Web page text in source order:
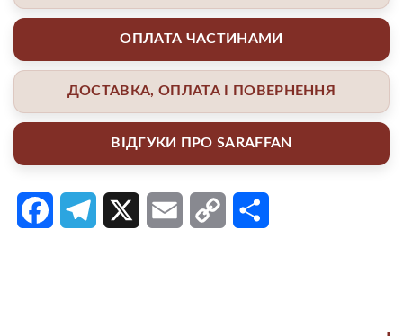
ОПЛАТА ЧАСТИНАМИ
ДОСТАВКА, ОПЛАТА І ПОВЕРНЕННЯ
ВІДГУКИ ПРО SARAFFAN
FacebookTelegram Email Copy